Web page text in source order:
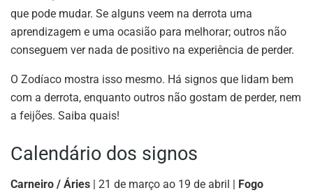
que pode mudar. Se alguns veem na derrota uma
aprendizagem e uma ocasião para melhorar; outros não
conseguem ver nada de positivo na experiência de perder.
O Zodíaco mostra isso mesmo. Há signos que lidam bem
com a derrota, enquanto outros não gostam de perder, nem
a feijões. Saiba quais!
Calendário dos signos
Carneiro / Áries | 21 de março ao 19 de abril |
Fogo